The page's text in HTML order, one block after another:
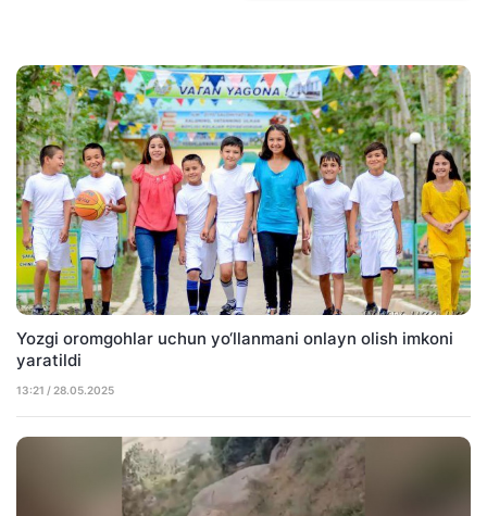
Yozgi oromgohlar uchun yo‘llanmani onlayn olish imkoni
yaratildi
13:21 / 28.05.2025